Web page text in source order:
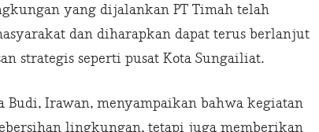
yang dijalankan PT Timah telah
dan diharapkan dapat terus berlanjut
strategis seperti pusat Kota Sungailiat.
Budi, Irawan, menyampaikan bahwa kegiatan
lingkungan, tetapi juga memberikan